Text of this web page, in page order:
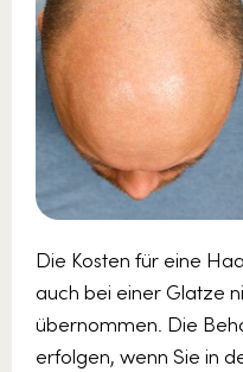
Die Kosten für eine
auch bei einer Glatze
übernommen. Die
erfolgen, wenn Sie in